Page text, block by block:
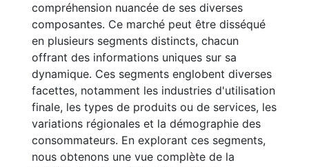
compréhension nuancée de ses diverses
composantes. Ce marché peut être disséqué
en plusieurs segments distincts, chacun
offrant des informations uniques sur sa
dynamique. Ces segments englobent diverses
facettes, notamment les industries d'utilisation
finale, les types de produits ou de services, les
variations régionales et la démographie des
consommateurs. En explorant ces segments,
nous obtenons une vue complète de la